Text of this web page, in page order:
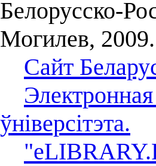
Белорусско-
Могилев,
Сайт
Электронная
ўніверсітэта.